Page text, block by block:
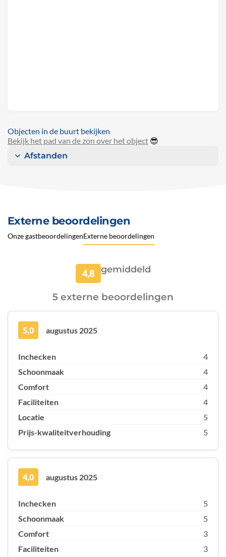
Objecten in de buurt bekijken
Bekijk het pad van de zon over het object 😎
Afstanden
Externe beoordelingen
Onze gastbeoordelingenExterne beoordelingen
4,8 gemiddeld
5 externe beoordelingen
5,0 augustus 2025
Inchecken
4
Schoonmaak
4
Comfort
4
Faciliteiten
4
Locatie
5
Prijs-kwaliteitverhouding
5
4,0 augustus 2025
Inchecken
5
Schoonmaak
5
Comfort
3
Faciliteiten
3